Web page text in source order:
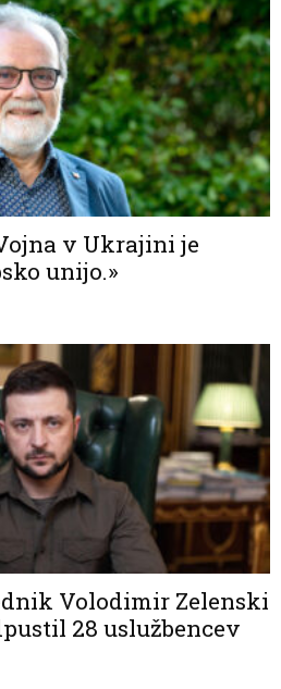
v Ukrajini je
unijo.»
Volodimir Zelenski
28 uslužbencev